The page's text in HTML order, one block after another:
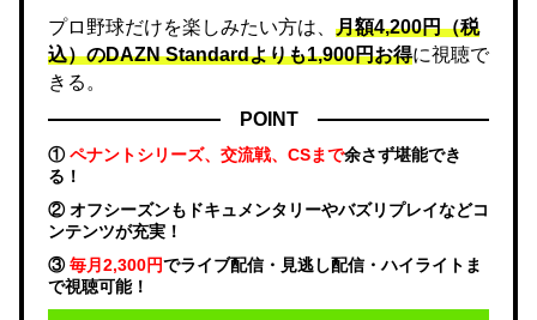
プロ野球だけを楽しみたい方は、 月額4,200円（税
込）のDAZN Standard​よりも1,900円お得に視聴で
きる。
POINT
①ペナントシリーズ、交流戦、CSまで余さず堪能でき
る！
② オフシーズンもドキュメンタリーやバズリプレイなどコ
ンテンツが充実！
③毎月2,300円でライブ配信・見逃し配信・ハイライトま
で視聴可能！